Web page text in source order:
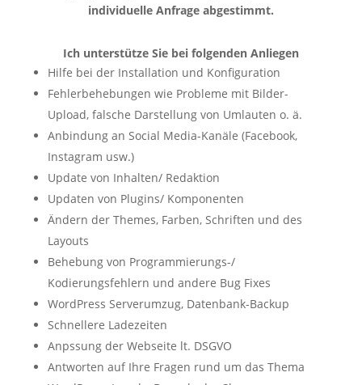
individuelle Anfrage abgestimmt.
Ich unterstütze Sie bei folgenden Anliegen
Hilfe bei der Installation und Konfiguration
Fehlerbehebungen wie Probleme mit Bilder-
Upload, falsche Darstellung von Umlauten o. ä.
Anbindung an Social Media-Kanäle (Facebook,
Instagram usw.)
Update von Inhalten/ Redaktion
Updaten von Plugins/ Komponenten
Ändern der Themes, Farben, Schriften und des
Layouts
Behebung von Programmierungs-/
Kodierungsfehlern und andere Bug Fixes
WordPress Serverumzug, Datenbank-Backup
Schnellere Ladezeiten
Anpssung der Webseite lt. DSGVO
Antworten auf Ihre Fragen rund um das Thema